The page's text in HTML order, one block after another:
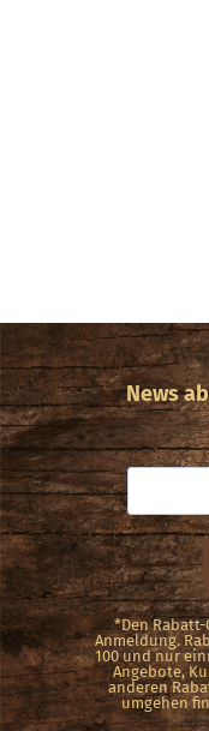
News
*Den
Anmeldung.
100 und nur
Angebote,
anderen
umgehen